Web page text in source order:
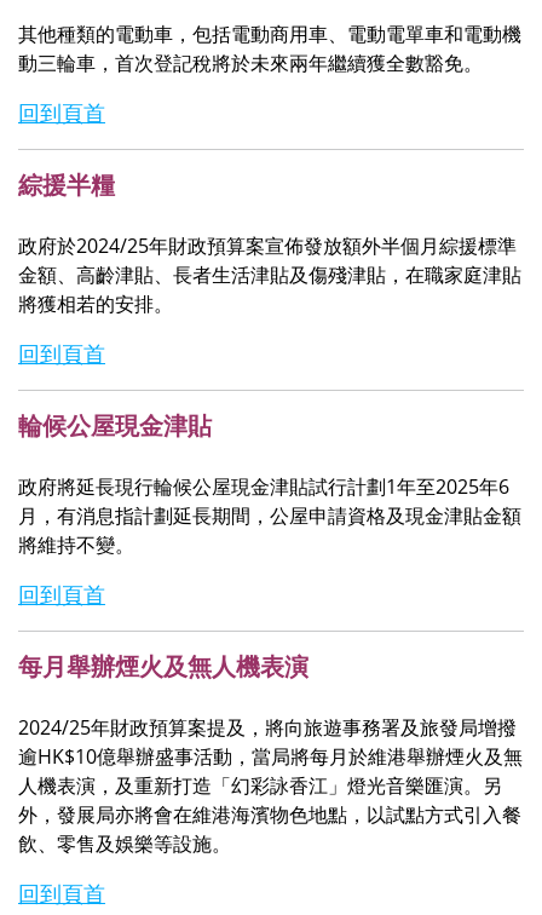
其他種類的電動車，包括電動商用車、電動電單車和電動機
動三輪車，首次登記稅將於未來兩年繼續獲全數豁免。
回到頁首
綜援半糧
政府於2024/25年財政預算案宣佈發放額外半個月綜援標準
金額、高齡津貼、長者生活津貼及傷殘津貼，在職家庭津貼
將獲相若的安排。
回到頁首
輪候公屋現金津貼
政府將延長現行輪候公屋現金津貼試行計劃1年至2025年6
月，有消息指計劃延長期間，公屋申請資格及現金津貼金額
將維持不變。
回到頁首
每月舉辦煙火及無人機表演
2024/25年財政預算案提及，將向旅遊事務署及旅發局增撥
逾HK$10億舉辦盛事活動，當局將每月於維港舉辦煙火及無
人機表演，及重新打造「幻彩詠香江」燈光音樂匯演。另
外，發展局亦將會在維港海濱物色地點，以試點方式引入餐
飲、零售及娛樂等設施。
回到頁首